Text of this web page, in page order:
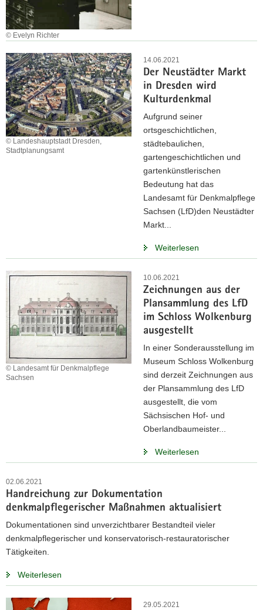
© Evelyn Richter
14.06.2021
Der Neustädter Markt
in Dresden wird
Kulturdenkmal
© Landeshauptstadt Dresden,
Stadtplanungsamt
Aufgrund seiner
ortsgeschichtlichen,
städtebaulichen,
gartengeschichtlichen und
gartenkünstlerischen
Bedeutung hat das
Landesamt für Denkmalpflege
Sachsen (LfD)den Neustädter
Markt...
Weiterlesen
10.06.2021
Zeichnungen aus der
Plansammlung des LfD
im Schloss Wolkenburg
ausgestellt
© Landesamt für Denkmalpflege
Sachsen
In einer Sonderausstellung im
Museum Schloss Wolkenburg
sind derzeit Zeichnungen aus
der Plansammlung des LfD
ausgestellt, die vom
Sächsischen Hof- und
Oberlandbaumeister...
Weiterlesen
02.06.2021
Handreichung zur Dokumentation
denkmalpflegerischer Maßnahmen aktualisiert
Dokumentationen sind unverzichtbarer Bestandteil vieler
denkmalpflegerischer und konservatorisch-restauratorischer
Tätigkeiten.
Weiterlesen
29.05.2021